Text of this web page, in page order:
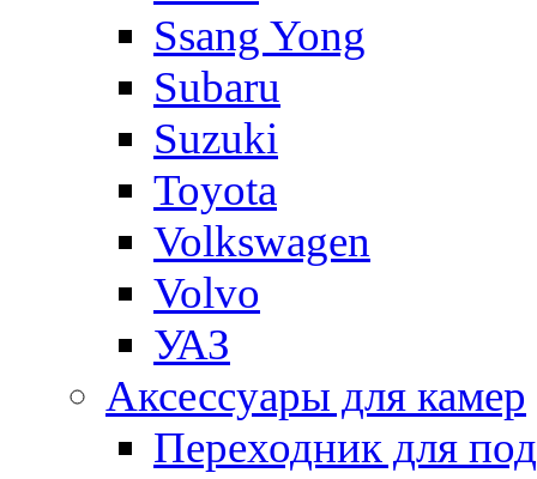
Ssang Yong
Subaru
Suzuki
Toyota
Volkswagen
Volvo
УАЗ
Аксессуары для камер
Переходник для